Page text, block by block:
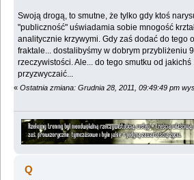
Swoją drogą, to smutne, że tylko gdy ktoś
"publiczność" uświadamia sobie mnogość
analitycznie krzywymi. Gdy zaś dodać do tego
fraktale... dostalibyśmy w dobrym przybliżeniu
rzeczywistości. Ale... do tego smutku od jakichś
przyzwyczaić...
« Ostatnia zmiana: Grudnia 28, 2011, 09:49:49 pm
Q